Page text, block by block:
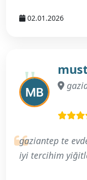
02.01.2026
gaziantep te
iyi tercihim